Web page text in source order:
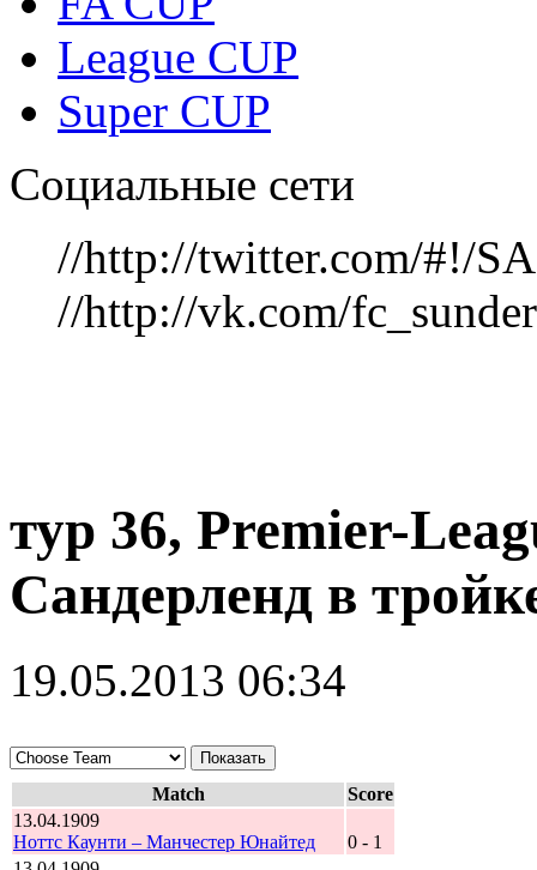
League CUP
Super CUP
Социальные сети
//http://twitter.com/#!/
//http://vk.com/
тур 36, Рremier-
Сандерленд в
19.05.2013 06:34
Match
Score
13.04.1909
Ноттс Каунти – Манчестер Юнайтед
0 - 1